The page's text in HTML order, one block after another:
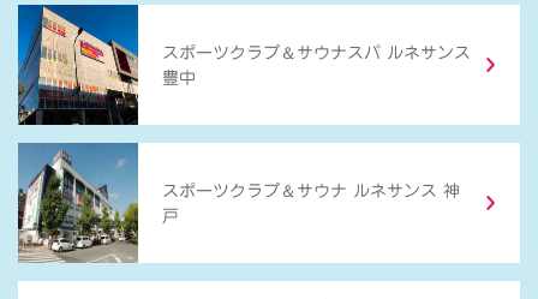
スポーツクラブ ＆ サウナスパ ルネサンス
豊中
スポーツクラブ ＆ サウナ ルネサンス 神
戸